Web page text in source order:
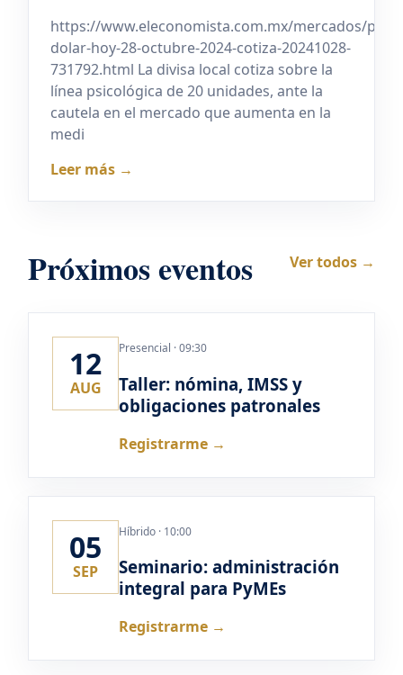
https://www.eleconomista.com.mx/mercados/
dolar-hoy-28-octubre-2024-cotiza-20241028-
731792.html La divisa local cotiza sobre la
línea psicológica de 20 unidades, ante la
cautela en el mercado que aumenta en la
medi
Leer más →
Próximos eventos Ver todos →
12
AUG
Presencial · 09:30
Taller: nómina, IMSS y
obligaciones patronales
Registrarme →
05
SEP
Híbrido · 10:00
Seminario: administración
integral para PyMEs
Registrarme →